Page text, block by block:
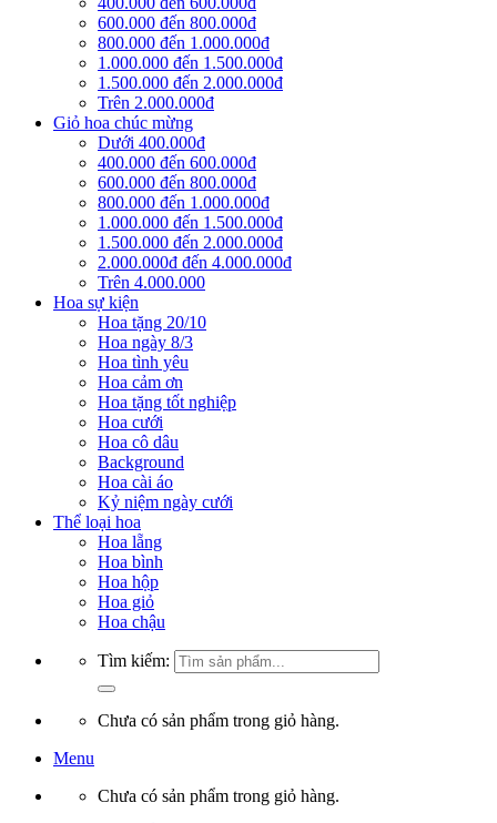
600.000 đến 800.000đ
800.000 đến 1.000.000đ
1.000.000 đến 1.500.000đ
1.500.000 đến 2.000.000đ
Trên 2.000.000đ
Giỏ hoa chúc mừng
Dưới 400.000đ
400.000 đến 600.000đ
600.000 đến 800.000đ
800.000 đến 1.000.000đ
1.000.000 đến 1.500.000đ
1.500.000 đến 2.000.000đ
2.000.000đ đến 4.000.000đ
Trên 4.000.000
Hoa sự kiện
Hoa tặng 20/10
Hoa ngày 8/3
Hoa tình yêu
Hoa cảm ơn
Hoa tặng tốt nghiệp
Hoa cưới
Hoa cô dâu
Background
Hoa cài áo
Kỷ niệm ngày cưới
Thể loại hoa
Hoa lẵng
Hoa bình
Hoa hộp
Hoa giỏ
Hoa chậu
Tìm kiếm:
Chưa có sản phẩm trong giỏ hàng.
Menu
Chưa có sản phẩm trong giỏ hàng.